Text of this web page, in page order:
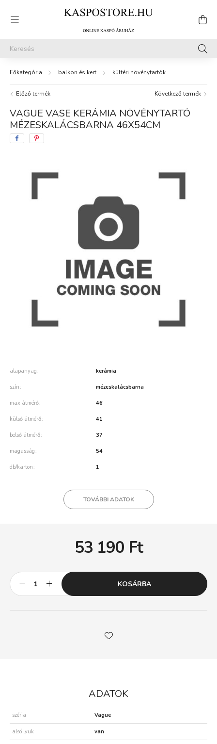
balkon és kert kültéri növénytartók
Előző termék Következő termék
VAGUE VASE KERÁMIA NÖVÉNYTARTÓ
MÉZESKALÁCSBARNA 46X54CM
alapanyag kerámia
szín mézeskalácsbarna
max átmérő 46
külső átmérő 41
belső átmérő 37
magasság 54
db/karton 1
TOVÁBBI ADATOK
53 190 Ft
KOSÁRBA
ADATOK
széria Vague
alsó lyuk van